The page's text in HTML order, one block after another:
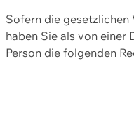
Sofern die gesetzlichen
haben Sie als von
Person die folgenden